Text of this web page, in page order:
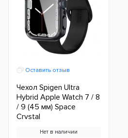
Оставить отзыв
Чехол Spigen Ultra
Hybrid Apple Watch 7 / 8
/ 9 (45 мм) Space
Crystal
Нет в наличии